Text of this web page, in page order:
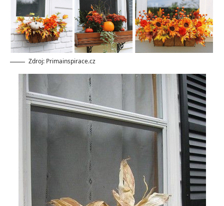
Zdroj: Primainspirace.cz